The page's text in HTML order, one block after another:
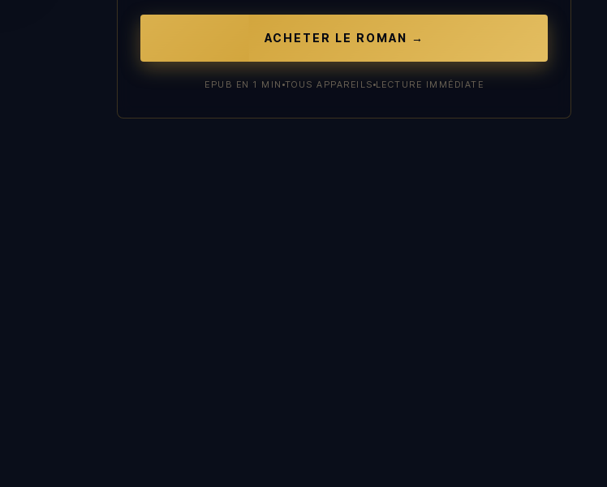
ACHETER LE ROMAN →
EPUB EN 1 MIN TOUS APPAREILS LECTURE IMMÉDIATE